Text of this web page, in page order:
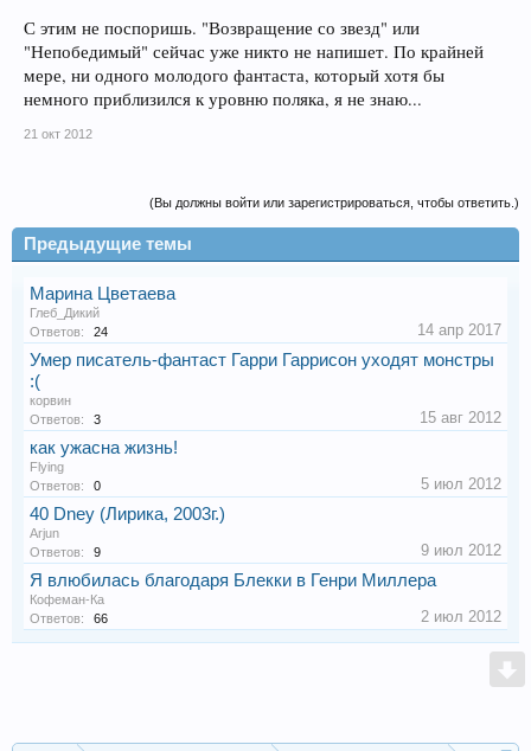
С этим не поспоришь. "Возвращение со звезд" или
"Непобедимый" сейчас уже никто не напишет. По крайней
мере, ни одного молодого фантаста, который хотя бы
немного приблизился к уровню поляка, я не знаю...
21 окт 2012
(Вы должны войти или зарегистрироваться, чтобы ответить.)
Предыдущие темы
Марина Цветаева
Глеб_Дикий
Ответов:
24 14 апр 2017
Умер писатель-фантаст Гарри Гаррисон уходят монстры
:(
корвин
Ответов:
3 15 авг 2012
как ужасна жизнь!
Flying
Ответов:
0 5 июл 2012
40 Dney (Лирика, 2003г.)
Arjun
Ответов:
9 9 июл 2012
Я влюбилась благодаря Блекки в Генри Миллера
Кофеман-Ка
Ответов:
66 2 июл 2012